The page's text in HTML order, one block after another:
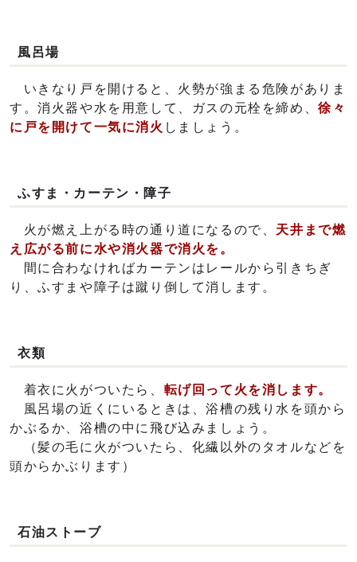
風呂場
いきなり戸を開けると、火勢が強まる危険がありま
す。消火器や水を用意して、ガスの元栓を締め、徐々
に戸を開けて一気に消火 しましょう。
ふすま・カーテン・障子
火が燃え上がる時の通り道になるので、 天井まで燃
え広がる前に水や消火器で消火を。
間に合わなければカーテンはレールから引きちぎ
り、ふすまや障子は蹴り倒して消します。
衣類
着衣に火がついたら、 転げ回って火を消します。
風呂場の近くにいるときは、浴槽の残り水を頭から
かぶるか、浴槽の中に飛び込みましょう。
（髪の毛に火がついたら、化繊以外のタオルなどを
頭からかぶります）
石油ストーブ